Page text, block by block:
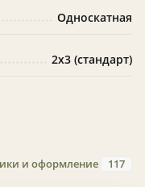
Односкатная
2х3 (стандарт)
и оформление 117